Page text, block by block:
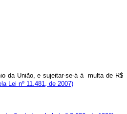
da União, e sujeitar-se-á à multa de R$
Lei nº 11.481, de 2007)